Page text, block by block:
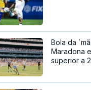
Bola da
Maradona
superior a